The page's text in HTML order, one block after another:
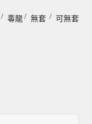
毒龍 無套
可無套